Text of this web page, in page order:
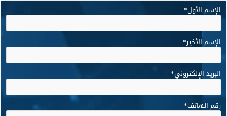
الإسم الأول*
الإسم الأخير*
البريد الإلكتروني*
رقم الهاتف*